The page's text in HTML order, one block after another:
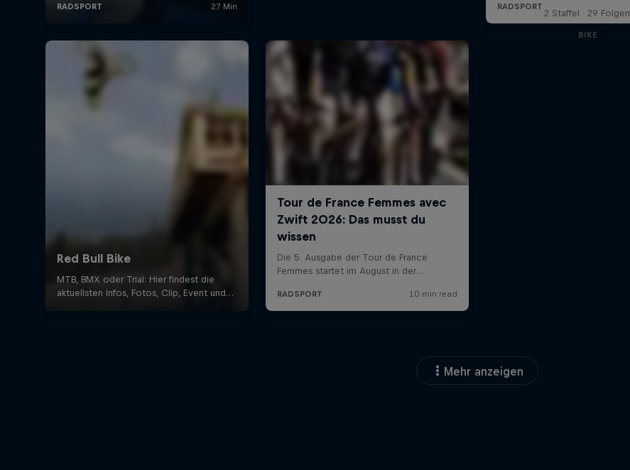
2 Staffel · 29 Folgen
BIKE
Mehr anzeigen